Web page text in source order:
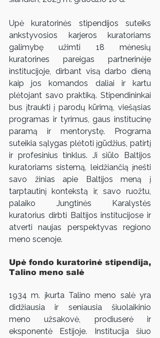
Upė kuratorinės stipendijos suteiks
ankstyvosios karjeros kuratoriams
galimybę užimti 18 mėnesių
kuratorines pareigas partnerinėje
institucijoje, dirbant visą darbo dieną
kaip jos komandos daliai ir kartu
plėtojant savo praktiką. Stipendininkai
bus įtraukti į parodų kūrimą, viešąsias
programas ir tyrimus, gaus institucinę
paramą ir mentorystę. Programa
suteikia sąlygas plėtoti įgūdžius, patirtį
ir profesinius tinklus. Ji siūlo Baltijos
kuratoriams sistemą, leidžiančią įnešti
savo žinias apie Baltijos meną į
tarptautinį kontekstą ir, savo ruožtu,
palaiko Jungtinės Karalystės
kuratorius dirbti Baltijos institucijose ir
atverti naujas perspektyvas regiono
meno scenoje.
Upė fondo kuratorinė stipendija,
Talino meno salė
1934 m. įkurta Talino meno salė yra
didžiausia ir seniausia šiuolaikinio
meno užsakovė, prodiuserė ir
eksponentė Estijoje. Institucija šiuo